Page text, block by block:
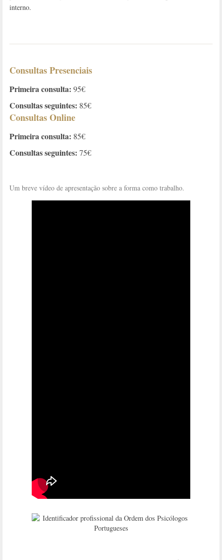
interno.
Consultas Presenciais
Primeira consulta: 95€
Consultas seguintes: 85€
Consultas Online
Primeira consulta: 85€
Consultas seguintes: 75€
Um breve vídeo de apresentação sobre a forma como trabalho.